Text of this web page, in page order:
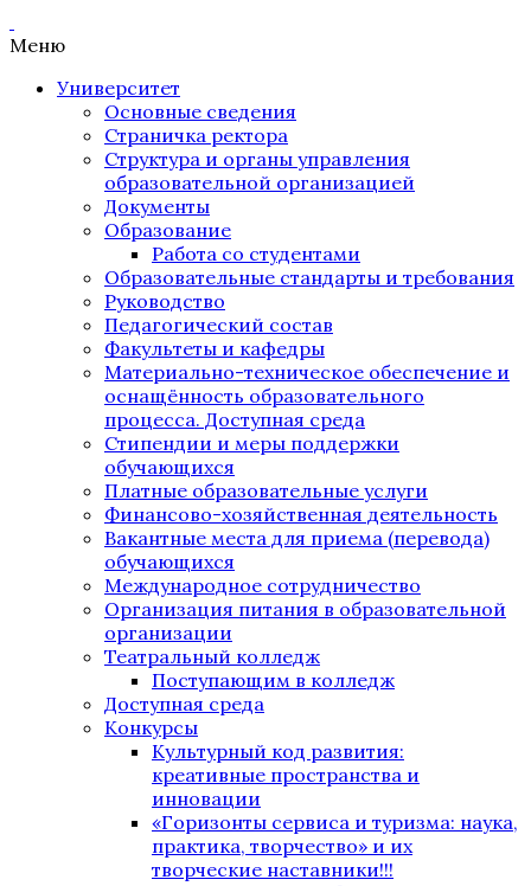
Меню
Университет
Основные сведения
Страничка ректора
Структура и органы управления
образовательной организацией
Документы
Образование
Работа со студентами
Образовательные стандарты и требования
Руководство
Педагогический состав
Факультеты и кафедры
Материально-техническое обеспечение и
оснащённость образовательного
процесса. Доступная среда
Стипендии и меры поддержки
обучающихся
Платные образовательные услуги
Финансово-хозяйственная деятельность
Вакантные места для приема (перевода)
обучающихся
Международное сотрудничество
Организация питания в образовательной
организации
Театральный колледж
Поступающим в колледж
Доступная среда
Конкурсы
Культурный код развития:
креативные пространства и
инновации
«Горизонты сервиса и туризма: наука,
практика, творчество» и их
творческие наставники!!!